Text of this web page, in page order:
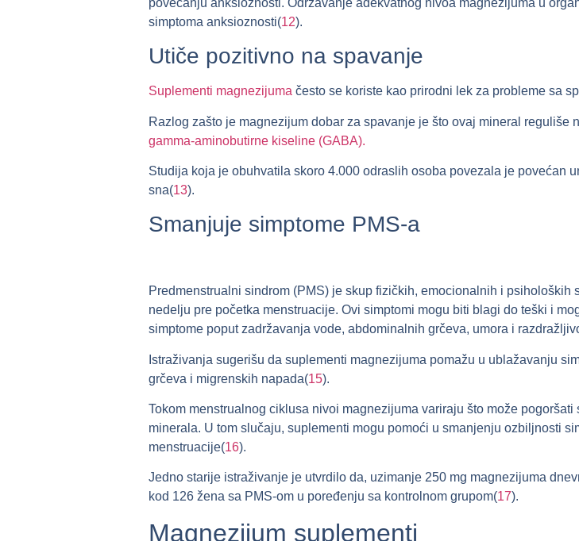
simptoma anksioznosti(12).
Utiče pozitivno na spavanje
Suplementi magnezijuma često se koriste kao prirodni lek za probleme sa
Razlog zašto je magnezijum dobar za spavanje je što ovaj mineral
gamma-aminobutirne kiseline (GABA).
Studija koja je obuhvatila skoro 4.000 odraslih osoba povezala je povećan
sna(13).
Smanjuje simptome PMS-a
Predmenstrualni sindrom (PMS) je skup fizičkih, emocionalnih i
nedelju pre početka menstruacije. Ovi simptomi mogu biti blagi do teški i
simptome poput zadržavanja vode, abdominalnih grčeva, umora i
Istraživanja sugerišu da suplementi magnezijuma pomažu u ublažavanju
grčeva i migrenskih napada(15).
Tokom menstrualnog ciklusa nivoi magnezijuma variraju što može
minerala. U tom slučaju, suplementi mogu pomoći u smanjenju ozbiljnosti
menstruacije(16).
Jedno starije istraživanje je utvrdilo da, uzimanje 250 mg magnezijuma
kod 126 žena sa PMS-om u poređenju sa kontrolnom grupom(17).
Magnezijum suplementi